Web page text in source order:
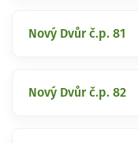
Nový Dvůr č.p. 81
Nový Dvůr č.p. 82